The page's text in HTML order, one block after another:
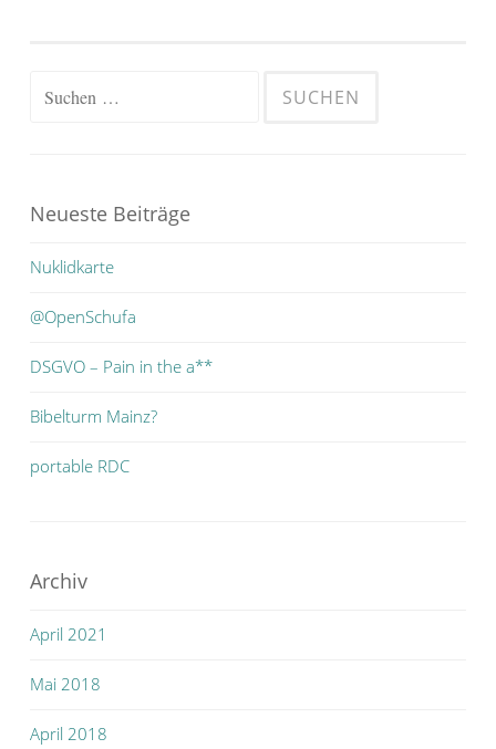
Suchen
Neueste Beiträge
Nuklidkarte
@OpenSchufa
DSGVO – Pain in the a**
Bibelturm Mainz?
portable RDC
Archiv
April 2021
Mai 2018
April 2018